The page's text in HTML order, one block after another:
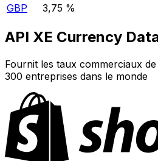
GBP
3,75 %
API XE Currency
Fournit les taux commerciaux
300 entreprises dans le monde